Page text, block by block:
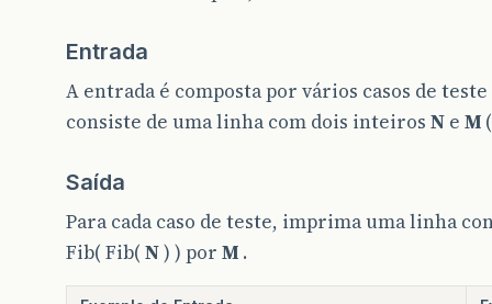
Entrada
A entrada é composta por vários casos de
consiste de uma linha com dois inteiros N e M
Saída
Para cada caso de teste, imprima uma linha
Fib( Fib( N) ) por M .